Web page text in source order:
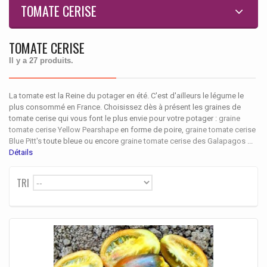
TOMATE CERISE
TOMATE CERISE
Il y a 27 produits.
La tomate est la Reine du potager en été. C'est d'ailleurs le légume le
plus consommé en France. Choisissez dès à présent les graines de
tomate cerise qui vous font le plus envie pour votre potager : graine
tomate cerise Yellow Pearshape en forme de poire, graine tomate cerise
Blue Pitt'stoute bleue ou encore graine tomate cerise des Galapagos ...
Détails
TRI --